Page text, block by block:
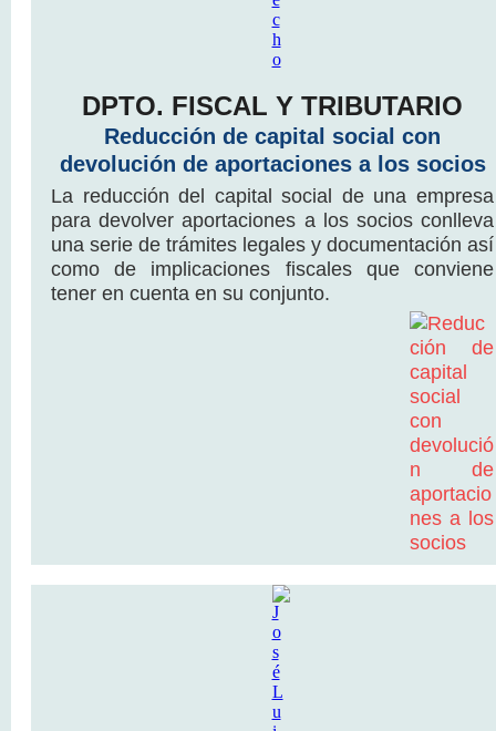
DPTO. FISCAL Y TRIBUTARIO
Reducción de capital social con
devolución de aportaciones a los socios
La reducción del capital social de una empresa
para devolver aportaciones a los socios conlleva
una serie de trámites legales y documentación así
como de implicaciones fiscales que conviene
tener en cuenta en su conjunto.